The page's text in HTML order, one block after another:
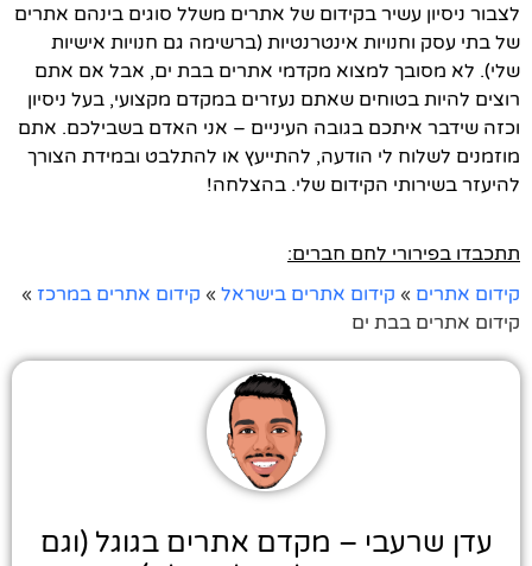
לצבור ניסיון עשיר בקידום של אתרים משלל סוגים בינהם אתרים
של בתי עסק וחנויות אינטרנטיות (ברשימה גם חנויות אישיות
שלי). לא מסובך למצוא מקדמי אתרים בבת ים, אבל אם אתם
רוצים להיות בטוחים שאתם נעזרים במקדם מקצועי, בעל ניסיון
וכזה שידבר איתכם בגובה העיניים – אני האדם בשבילכם. אתם
מוזמנים לשלוח לי הודעה, להתייעץ או להתלבט ובמידת הצורך
להיעזר בשירותי הקידום שלי. בהצלחה!
תתכבדו בפירורי לחם חברים:
קידום אתרים » קידום אתרים בישראל » קידום אתרים במרכז »
קידום אתרים בבת ים
עדן שרעבי – מקדם אתרים בגוגל (וגם